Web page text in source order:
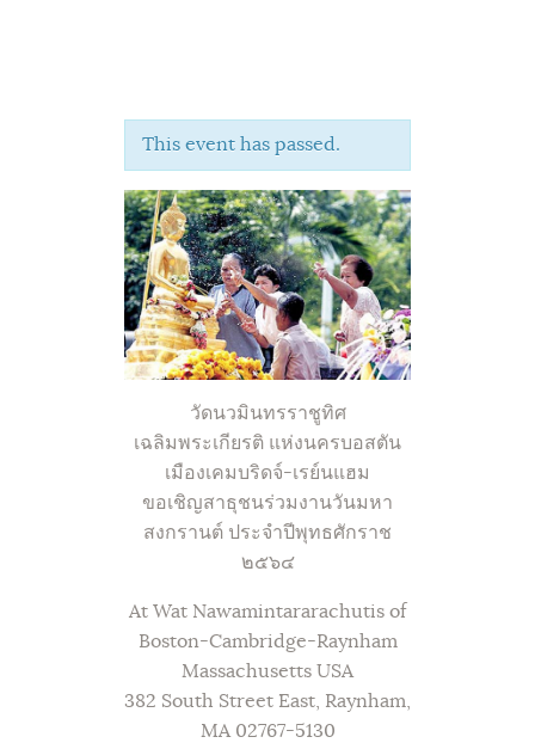
About Us
Sunday School
Classes & Events
News
Meditation
Galleries
Contact Us
This event has passed.
วัดนวมินทรราชูทิศ
เฉลิมพระเกียรติ แห่งนครบอสตัน
เมืองเคมบริดจ์-เรย์นแฮม
ขอเชิญสาธุชนร่วมงานวันมหา
สงกรานต์ ประจำปีพุทธศักราช
๒๕๖๔
At Wat Nawamintararachutis of
Boston-Cambridge-Raynham
Massachusetts USA
382 South Street East, Raynham,
MA 02767-5130